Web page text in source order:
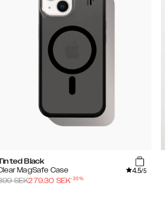
Black
MagSafe Case
4.5/5
SEK279.30 SEK-30%